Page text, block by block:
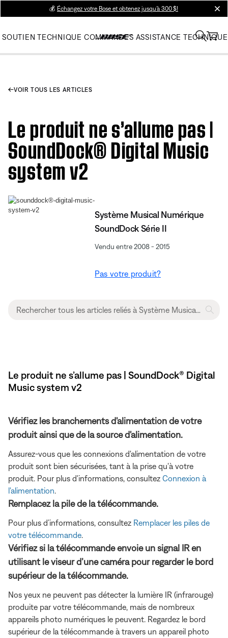
💰 Échangez votre Bose et obtenez jusqu’à 300 $!
SOUTIEN TECHNIQUE COMMANDES ASSISTANCE TECHNIQUE
VOIR TOUS LES ARTICLES
Le produit ne s’allume pas |
SoundDock® Digital Music
system v2
Système Musical Numérique
SoundDock Série II
Vendu entre 2008 - 2015
Pas votre produit?
Le produit ne s’allume pas | SoundDock® Digital
Music system v2
Vérifiez les branchements d'alimentation de votre
produit ainsi que de la source d'alimentation.
Assurez-vous que les connexions d'alimentation de votre
produit sont bien sécurisées, tant à la prise qu'à votre
produit. Pour plus d'informations, consultez Connexion à
l'alimentation
Remplacez la pile de la télécommande.
Pour plus d’informations, consultez Remplacer les piles de
votre télécommande
Vérifiez si la télécommande envoie un signal IR en
utilisant le viseur d’une caméra pour regarder le bord
supérieur de la télécommande.
Nos yeux ne peuvent pas détecter la lumière IR (infrarouge)
produite par votre télécommande, mais de nombreux
appareils photo numériques le peuvent. Regardez le bord
supérieur de la télécommande à travers un appareil photo